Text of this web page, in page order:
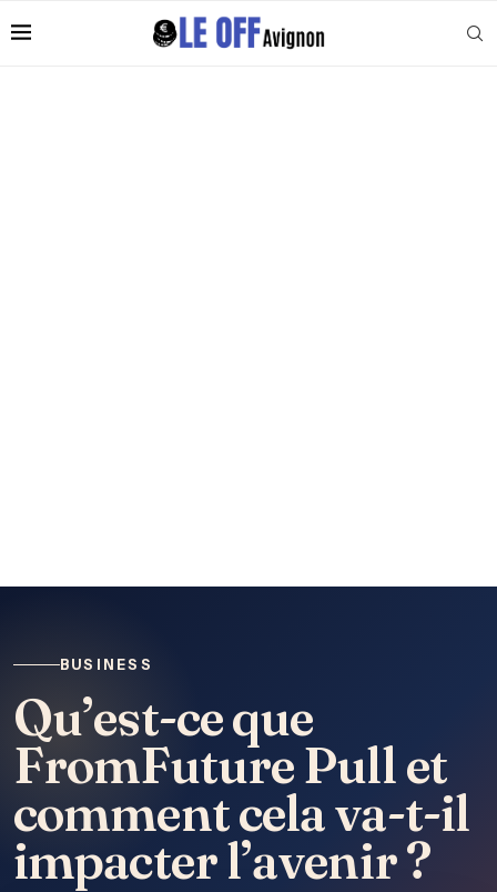
BUSINESS
Qu’est-ce que
FromFuture Pull et
comment cela va-t-il
impacter l’avenir ?